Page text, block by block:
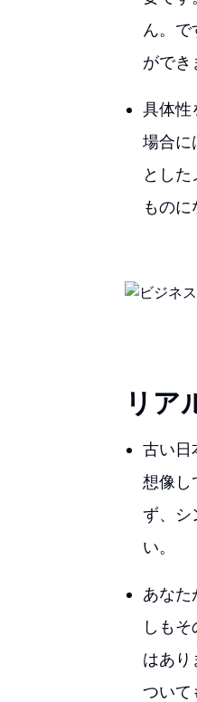
ん。
ができ
具体性
場合に
とし
ものに
リア
古い日
想像し
ず、シ
い。
あなた
しも
はあり
ついて